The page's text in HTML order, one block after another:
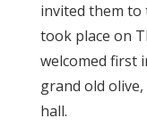
invited them to
took place on
welcomed first
grand old
hall.